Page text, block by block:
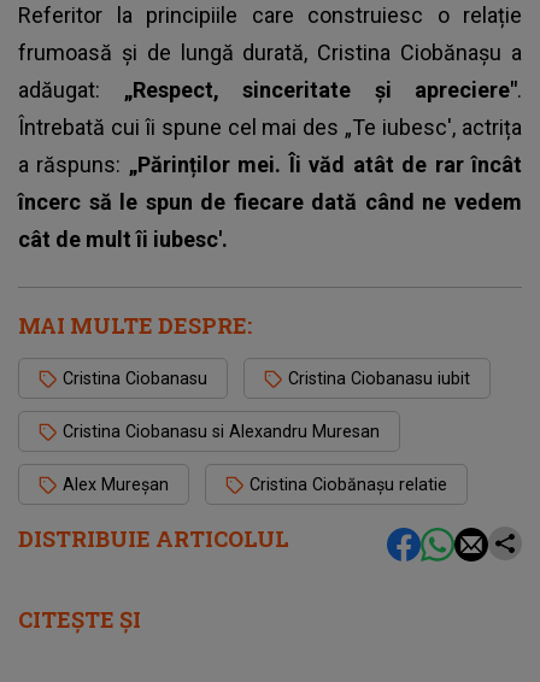
DISTRIBUIE ARTICOLUL
Referitor la principiile care construiesc o relație
frumoasă și de lungă durată, Cristina Ciobănașu a
adăugat: „Respect, sinceritate și apreciere".
Întrebată cui îi spune cel mai des „Te iubesc', actrița
a răspuns: „Părinților mei. Îi văd atât de rar încât
încerc să le spun de fiecare dată când ne vedem
cât de mult îi iubesc'.
MAI MULTE DESPRE:
Cristina Ciobanasu Cristina Ciobanasu iubit
Cristina Ciobanasu si Alexandru Muresan
Alex Mureșan Cristina Ciobănașu relatie
CITEȘTE ȘI